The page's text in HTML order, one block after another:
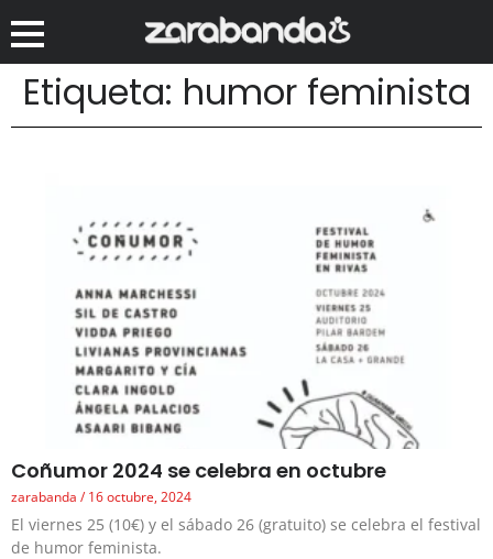
Etiqueta: humor feminista
Coñumor 2024 se celebra en octubre
zarabanda 16 octubre, 2024
El viernes 25 (10€) y el sábado 26 (gratuito) se celebra el festival
de humor feminista.